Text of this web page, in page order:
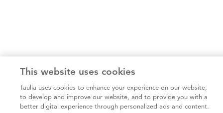
This website uses cookies
Taulia uses cookies to enhance your experience on our website,
to develop and improve our website, and to provide you with a
better digital experience through personalized ads and content.